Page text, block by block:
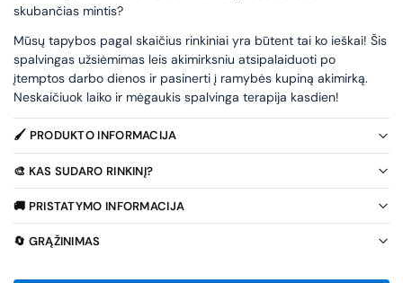
skubančias mintis?
Mūsų tapybos pagal skaičius rinkiniai yra būtent tai ko ieškai! Šis
spalvingas užsiėmimas leis akimirksniu atsipalaiduoti po
įtemptos darbo dienos ir pasinerti į ramybės kupiną akimirką.
Neskaičiuok laiko ir mėgaukis spalvinga terapija kasdien!
🖌️ PRODUKTO INFORMACIJA
🎨 KAS SUDARO RINKINĮ?
🚚 PRISTATYMO INFORMACIJA
🔄 GRĄŽINIMAS